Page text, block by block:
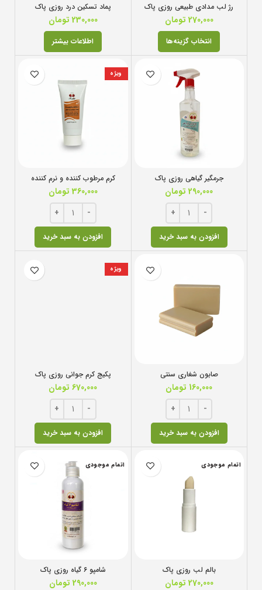
رژ لب مدادی طبیعی روزی پاک
270,000 تومان
انتخاب گزینه‌ها
پماد تسکین درد روزی پاک
230,000 تومان
اطلاعات بیشتر
جرمگیر گیاهی روزی پاک
290,000 تومان
افزودن به سبد خرید
ویژه
کرم مرطوب کننده و نرم کننده
360,000 تومان
افزودن به سبد خرید
صابون شغاری سنتی
160,000 تومان
افزودن به سبد خرید
ویژه
پکیج کرم جوانی روزی پاک
670,000 تومان
افزودن به سبد خرید
اتمام موجودی
بالم لب روزی پاک
270,000 تومان
اتمام موجودی
شامپو ۶ گیاه روزی پاک
290,000 تومان